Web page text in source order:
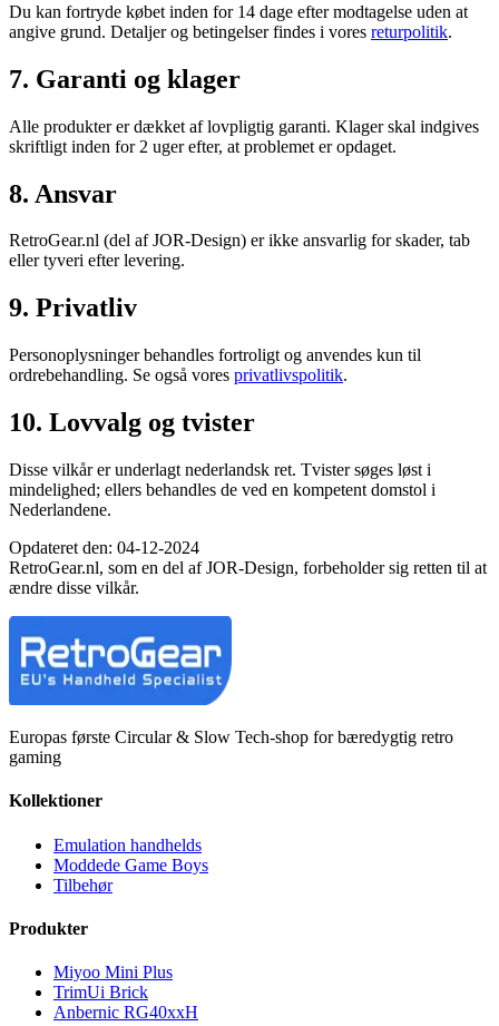
Du kan fortryde købet inden for 14 dage efter modtagelse uden at
angive grund. Detaljer og betingelser findes i vores returpolitik.
7. Garanti og klager
Alle produkter er dækket af lovpligtig garanti. Klager skal indgives
skriftligt inden for 2 uger efter, at problemet er opdaget.
8. Ansvar
RetroGear.nl (del af JOR-Design) er ikke ansvarlig for skader, tab
eller tyveri efter levering.
9. Privatliv
Personoplysninger behandles fortroligt og anvendes kun til
ordrebehandling. Se også vores privatlivspolitik.
10. Lovvalg og tvister
Disse vilkår er underlagt nederlandsk ret. Tvister søges løst i
mindelighed; ellers behandles de ved en kompetent domstol i
Nederlandene.
Opdateret den: 04-12-2024
RetroGear.nl, som en del af JOR-Design, forbeholder sig retten til at
ændre disse vilkår.
Europas første Circular & Slow Tech-shop for bæredygtig retro
gaming
Kollektioner
Emulation handhelds
Moddede Game Boys
Tilbehør
Produkter
Miyoo Mini Plus
TrimUi Brick
Anbernic RG40xxH